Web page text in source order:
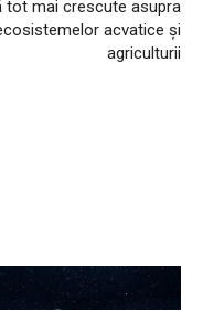
tot mai crescute asupra
acvatice și
agriculturii